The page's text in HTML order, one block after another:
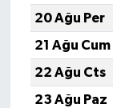
20 Ağu Per
21 Ağu Cum
22 Ağu Cts
23 Ağu Paz